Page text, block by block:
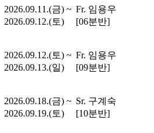
2026.09.11.(금) ~
2026.09.12.(토)
Fr. 임용우
[06분반]
2026.09.12.(토) ~
2026.09.13.(일)
Fr. 임용우
[09분반]
2026.09.18.(금) ~
2026.09.19.(토)
Sr. 구계숙
[10분반]